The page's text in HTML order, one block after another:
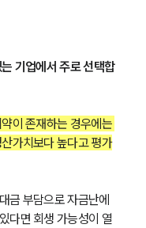
기업에서 주로 선택합
이 존재하는 경우에는
가치보다 높다고 평가
금 부담으로 자금난에
다면 회생 가능성이 열